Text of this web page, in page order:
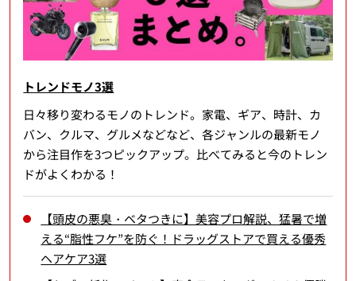
トレンドモノ3選
日々移り変わるモノのトレンド。家電、ギア、時計、カ
バン、クルマ、グルメなどなど、各ジャンルの最新モノ
から注目作を3つピックアップ。比べてみると今のトレン
ドがよくわかる！
【頭皮の悪臭・ベタつきに】美容プロ解説、猛暑で増
える“脂性フケ”を防ぐ！ドラッグストアで買える優秀
ヘアケア3選